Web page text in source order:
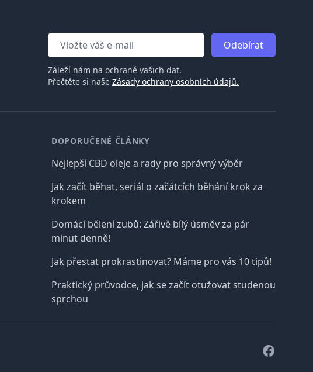
Odebírat
Záleží nám na ochraně vašich dat.
Přečtěte si naše Zásady ochrany osobních údajů.
DOPORUČENÉ ČLÁNKY
Nejlepší CBD oleje a rady pro správný výběr
Jak začít běhat, seriál o začátcích běhání krok za
krokem
Domácí bělení zubů: Zářivě bílý úsměv za pár
minut denně!
Jak přestat prokrastinovat? Máme pro vás 10 tipů!
Praktický průvodce, jak se začít otužovat studenou
sprchou
Facebook